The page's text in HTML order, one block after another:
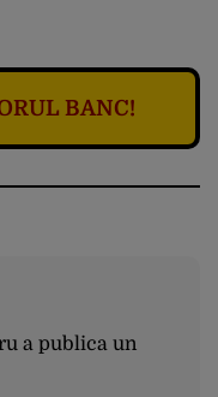
BANC!
a publica un